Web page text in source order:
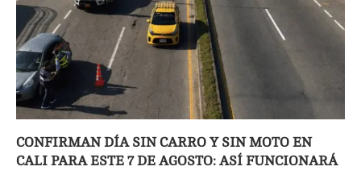
CONFIRMAN DÍA SIN CARRO Y SIN MOTO EN
CALI PARA ESTE 7 DE AGOSTO: ASÍ FUNCIONARÁ